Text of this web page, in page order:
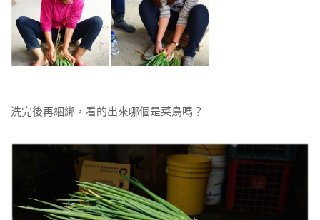
洗完後再綑綁，看的出來哪個是菜鳥嗎？